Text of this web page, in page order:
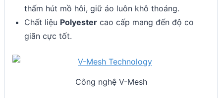
thấm hút mồ hôi, giữ áo luôn khô thoáng.
Chất liệu Polyester cao cấp mang đến độ co
giãn cực tốt.
Công nghệ V-Mesh